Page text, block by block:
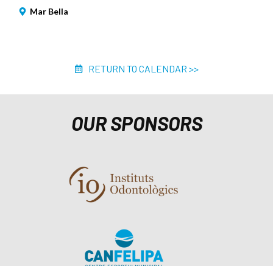
Mar Bella
RETURN TO CALENDAR >>
OUR SPONSORS